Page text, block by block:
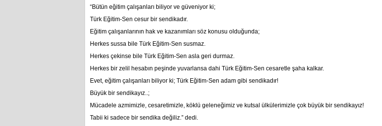
“Bütün eğitim çalışanları biliyor ve güveniyor ki;
Türk Eğitim-Sen cesur bir sendikadır.
Eğitim çalışanlarının hak ve kazanımları söz konusu olduğunda;
Herkes sussa bile Türk Eğitim-Sen susmaz.
Herkes çekinse bile Türk Eğitim-Sen asla geri durmaz.
Herkes bir zelil hesabın peşinde yuvarlansa dahi Türk Eğitim-Sen cesaretle şaha kalkar.
Evet, eğitim çalışanları biliyor ki; Türk Eğitim-Sen adam gibi sendikadır!
Büyük bir sendikayız..;
Mücadele azmimizle, cesaretimizle, köklü geleneğimiz ve kutsal ülkülerimizle çok büyük bir sendikayız!
Tabii ki sadece bir sendika değiliz.” dedi.